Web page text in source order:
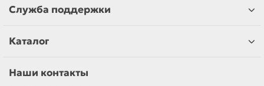
Служба поддержки
Каталог
Наши контакты